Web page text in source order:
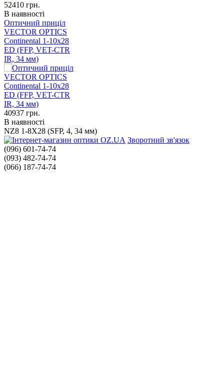
52410 грн.
В наявності
Оптичний приціл
VECTOR OPTICS
Continental 1-10x28
ED (FFP, VET-CTR
IR, 34 мм)
40937 грн.
В наявності
NZ8 1-8X28 (SFP, 4, 34 мм)
Зворотний зв'язок
(096) 601-74-74
(093) 482-74-74
(066) 187-74-74